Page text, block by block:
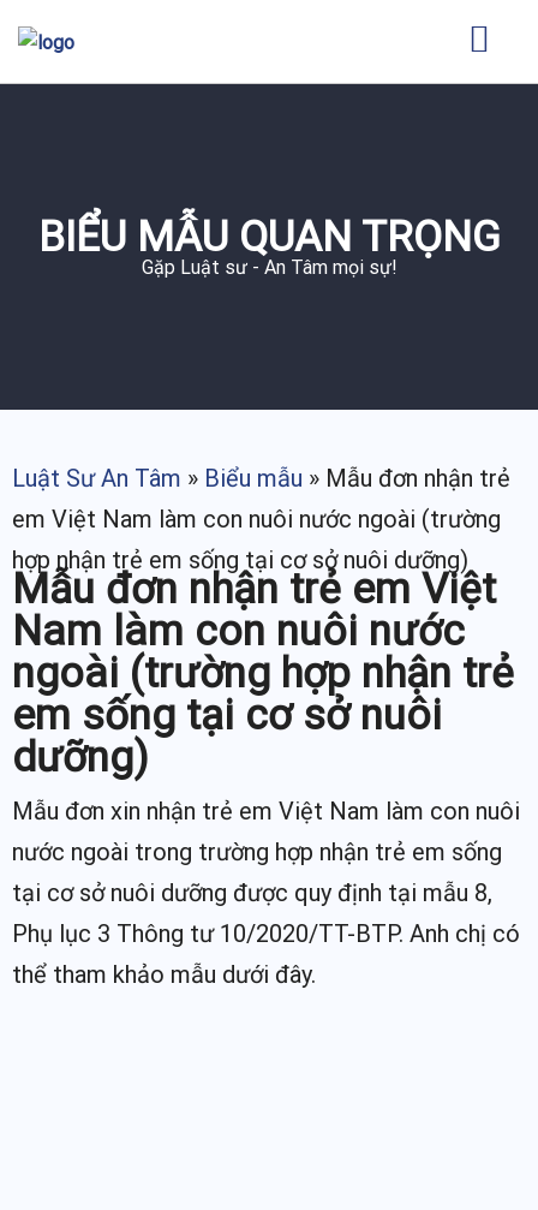
BIỂU MẪU QUAN TRỌNG
Gặp Luật sư - An Tâm mọi sự!
Luật Sư An Tâm » Biểu mẫu » Mẫu đơn nhận trẻ
em Việt Nam làm con nuôi nước ngoài (trường
hợp nhận trẻ em sống tại cơ sở nuôi dưỡng)
Mẫu đơn nhận trẻ em Việt
Nam làm con nuôi nước
ngoài (trường hợp nhận trẻ
em sống tại cơ sở nuôi
dưỡng)
Mẫu đơn xin nhận trẻ em Việt Nam làm con nuôi
nước ngoài trong trường hợp nhận trẻ em sống
tại cơ sở nuôi dưỡng được quy định tại mẫu 8,
Phụ lục 3 Thông tư 10/2020/TT-BTP. Anh chị có
thể tham khảo mẫu dưới đây.